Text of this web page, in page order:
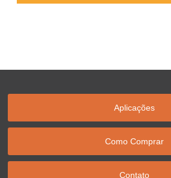
Aplicações
Como Comprar
Contato